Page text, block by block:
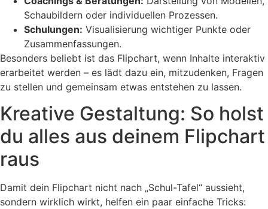
Schaubildern oder individuellen Prozessen.
Schulungen: Visualisierung wichtiger Punkte oder
Zusammenfassungen.
Besonders beliebt ist das Flipchart, wenn Inhalte interaktiv
erarbeitet werden – es lädt dazu ein, mitzudenken, Fragen
zu stellen und gemeinsam etwas entstehen zu lassen.
Kreative Gestaltung: So holst
du alles aus deinem Flipchart
raus
Damit dein Flipchart nicht nach „Schul-Tafel“ aussieht,
sondern wirklich wirkt, helfen ein paar einfache Tricks: